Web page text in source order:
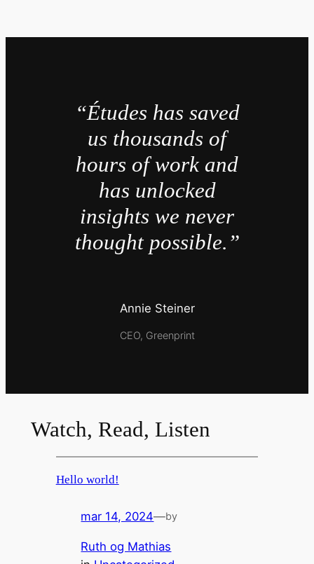
“Études has saved
us thousands of
hours of work and
has unlocked
insights we never
thought possible.”
Annie Steiner
CEO, Greenprint
Watch, Read, Listen
Hello world!
mar 14, 2024—by
Ruth og Mathias